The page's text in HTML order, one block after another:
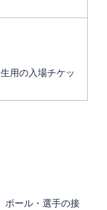
用の入場チケッ
ボール・選手の接